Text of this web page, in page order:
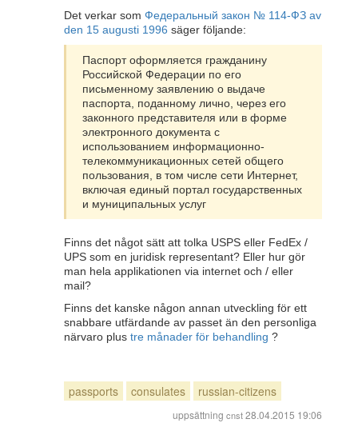
Det verkar som Федеральный закон № 114-ФЗ av
den 15 augusti 1996 säger följande:
Паспорт оформляется гражданину
Российской Федерации по его
письменному заявлению о выдаче
паспорта, поданному лично, через его
законного представителя или в форме
электронного документа с
использованием информационно-
телекоммуникационных сетей общего
пользования, в том числе сети Интернет,
включая единый портал государственных
и муниципальных услуг
Finns det något sätt att tolka USPS eller FedEx /
UPS som en juridisk representant? Eller hur gör
man hela applikationen via internet och / eller
mail?
Finns det kanske någon annan utveckling för ett
snabbare utfärdande av passet än den personliga
närvaro plus tre månader för behandling ?
passports consulates russian-citizens
uppsättning cnst28.04.2015 19:06